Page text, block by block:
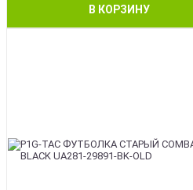
В КОРЗИНУ